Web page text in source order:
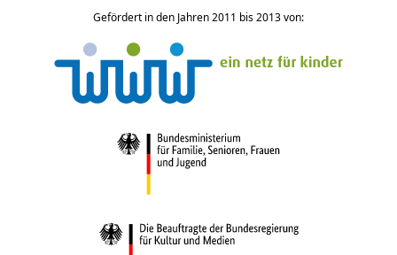
Gefördert in den Jahren 2011 bis 2013 von: